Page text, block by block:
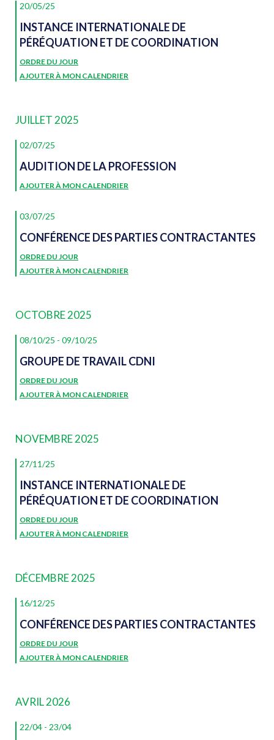
20/05/25
INSTANCE INTERNATIONALE DE
PÉRÉQUATION ET DE COORDINATION
ORDRE DU JOUR
AJOUTER À MON CALENDRIER
JUILLET 2025
02/07/25
AUDITION DE LA PROFESSION
AJOUTER À MON CALENDRIER
03/07/25
CONFÉRENCE DES PARTIES CONTRACTANTES
ORDRE DU JOUR
AJOUTER À MON CALENDRIER
OCTOBRE 2025
08/10/25 - 09/10/25
GROUPE DE TRAVAIL CDNI
ORDRE DU JOUR
AJOUTER À MON CALENDRIER
NOVEMBRE 2025
27/11/25
INSTANCE INTERNATIONALE DE
PÉRÉQUATION ET DE COORDINATION
ORDRE DU JOUR
AJOUTER À MON CALENDRIER
DÉCEMBRE 2025
16/12/25
CONFÉRENCE DES PARTIES CONTRACTANTES
ORDRE DU JOUR
AJOUTER À MON CALENDRIER
AVRIL 2026
22/04 - 23/04